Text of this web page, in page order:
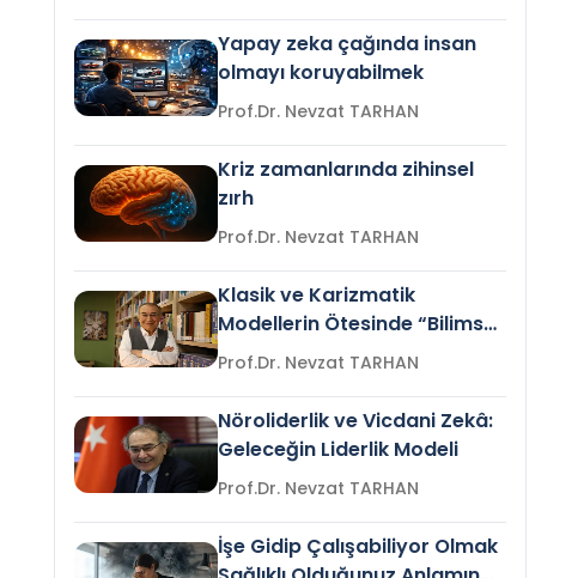
Yapay zeka çağında insan
olmayı koruyabilmek
Prof.Dr. Nevzat TARHAN
Kriz zamanlarında zihinsel
zırh
Prof.Dr. Nevzat TARHAN
Klasik ve Karizmatik
Modellerin Ötesinde “Bilimsel
Liderlik”
Prof.Dr. Nevzat TARHAN
Nöroliderlik ve Vicdani Zekâ:
Geleceğin Liderlik Modeli
Prof.Dr. Nevzat TARHAN
İşe Gidip Çalışabiliyor Olmak